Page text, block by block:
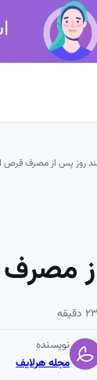
روز پس از مصرف قرص
مصرف
23 دقیقه
نویسنده
مجله هرلایف